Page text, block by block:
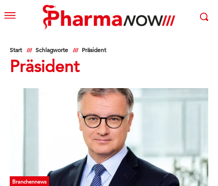
Start Schlagworte Präsident
Präsident
Branchennews